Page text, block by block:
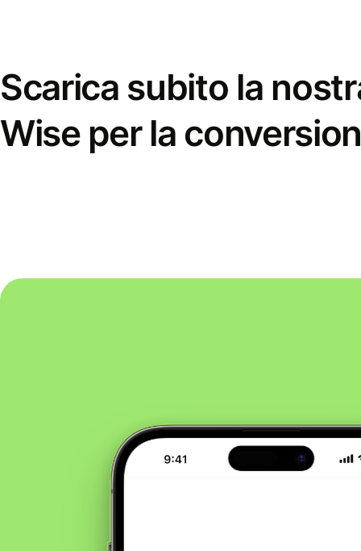
Scarica subito la
Wise per la